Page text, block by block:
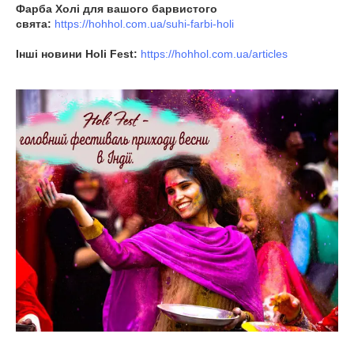
Фарба Холі для вашого барвистого
свята: https://hohhol.com.ua/suhi-farbi-holi
Інші новини Holi Fest: https://hohhol.com.ua/articles